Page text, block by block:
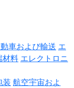
車および輸送 エ
材料 エレクトロニ
装 航空宇宙およ